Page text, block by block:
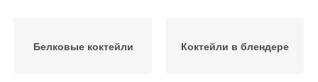
Белковые коктейли Коктейли в блендере